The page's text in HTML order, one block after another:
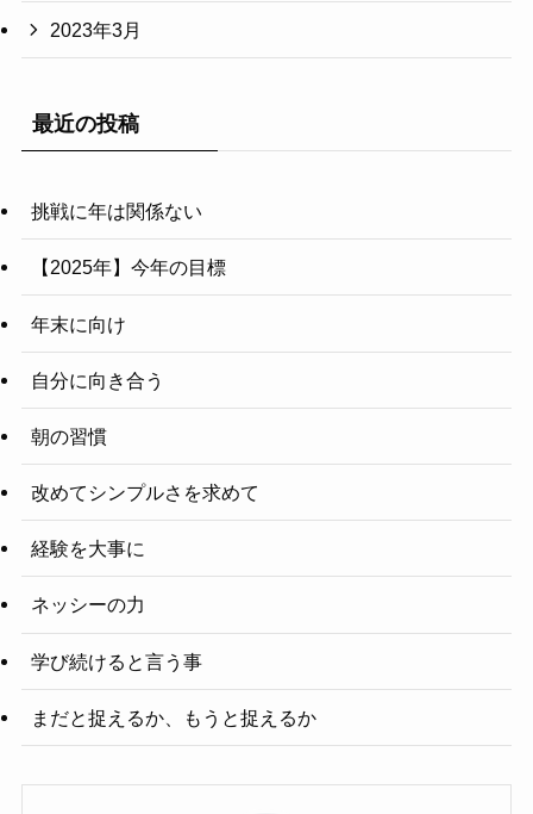
2023年3月
最近の投稿
挑戦に年は関係ない
【2025年】今年の目標
年末に向け
自分に向き合う
朝の習慣
改めてシンプルさを求めて
経験を大事に
ネッシーの力
学び続けると言う事
まだと捉えるか、もうと捉えるか